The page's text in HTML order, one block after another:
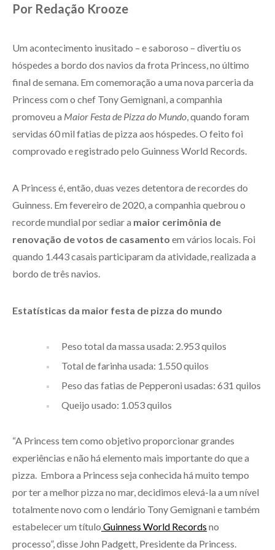
Por Redação Krooze
Um acontecimento inusitado – e saboroso – divertiu os
hóspedes a bordo dos navios da frota Princess, no último
final de semana. Em comemoração a uma nova parceria da
Princess com o chef Tony Gemignani, a companhia
promoveu a Maior Festa de Pizza do Mundo , quando foram
servidas 60 mil fatias de pizza aos hóspedes. O feito foi
comprovado e registrado pelo Guinness World Records.
A Princess é, então, duas vezes detentora de recordes do
Guinness. Em fevereiro de 2020, a companhia quebrou o
recorde mundial por sediar a maior cerimônia de
renovação de votos de casamento em vários locais. Foi
quando 1.443 casais participaram da atividade, realizada a
bordo de três navios.
Estatísticas da maior festa de pizza do mundo
Peso total da massa usada: 2.953 quilos
Total de farinha usada: 1.550 quilos
Peso das fatias de Pepperoni usadas: 631 quilos
Queijo usado: 1.053 quilos
“A Princess tem como objetivo proporcionar grandes
experiências e não há elemento mais importante do que a
pizza. Embora a Princess seja conhecida há muito tempo
por ter a melhor pizza no mar, decidimos elevá-la a um nível
totalmente novo com o lendário Tony Gemignani e também
estabelecer um título Guinness World Records no
processo”, disse John Padgett, Presidente da Princess.